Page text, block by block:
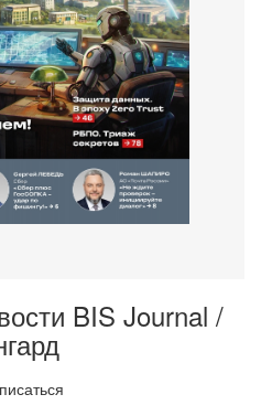
BIS Journal /